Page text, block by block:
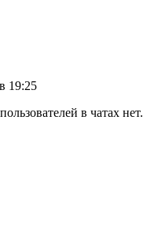
19:25
в чатах нет.